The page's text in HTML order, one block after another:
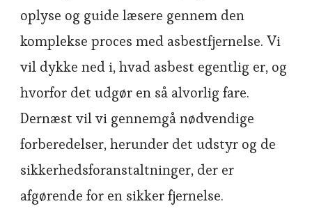
oplyse og guide læsere gennem den
komplekse proces med asbestfjernelse. Vi
vil dykke ned i, hvad asbest egentlig er, og
hvorfor det udgør en så alvorlig fare.
Dernæst vil vi gennemgå nødvendige
forberedelser, herunder det udstyr og de
sikkerhedsforanstaltninger, der er
afgørende for en sikker fjernelse.